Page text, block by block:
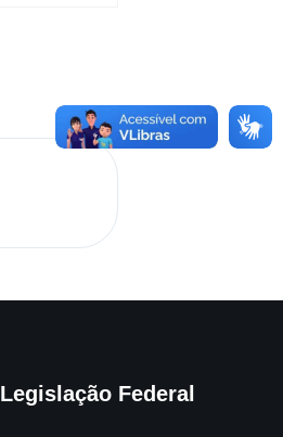
Legislação Federal